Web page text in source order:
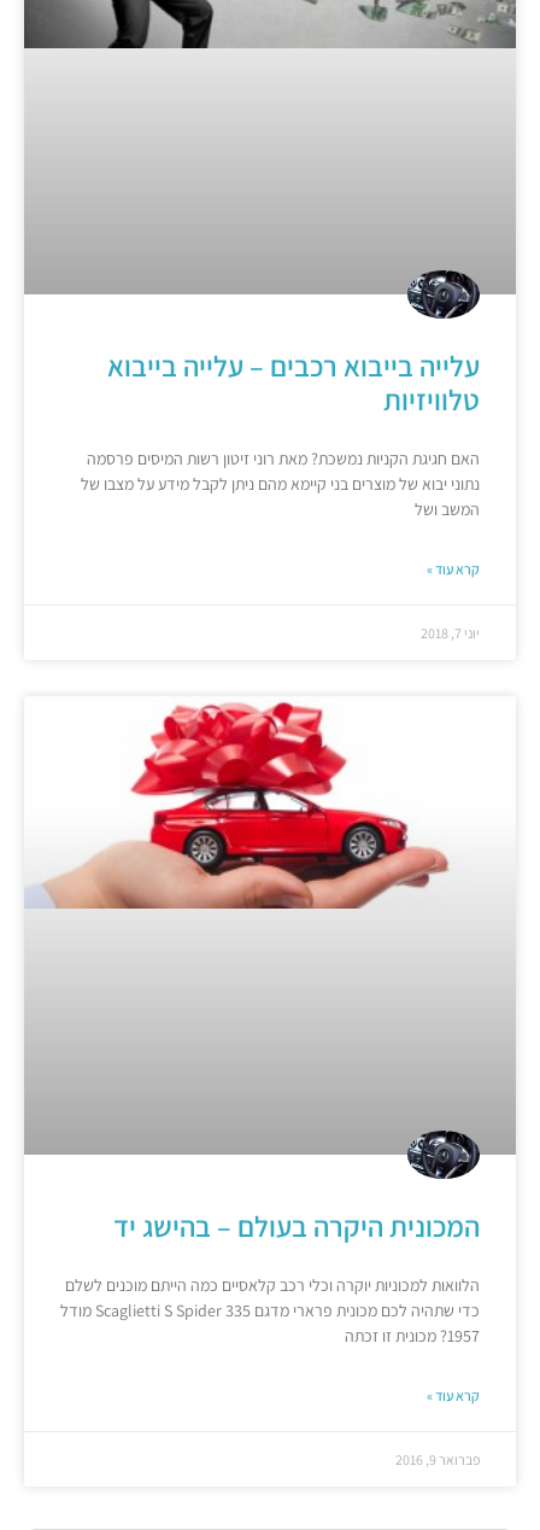
עלייה בייבוא רכבים – עלייה בייבוא
טלוויזיות
האם חגיגת הקניות נמשכת? מאת רוני זיטון רשות המיסים פרסמה
נתוני יבוא של מוצרים בני קיימא מהם ניתן לקבל מידע על מצבו של
המשב ושל
קרא עוד »
יוני 7, 2018
המכונית היקרה בעולם – בהישג יד
הלוואות למכוניות יוקרה וכלי רכב קלאסיים כמה הייתם מוכנים לשלם
כדי שתהיה לכם מכונית פרארי מדגם Scaglietti S Spider 335 מודל
1957? מכונית זו זכתה
קרא עוד »
פברואר 9, 2016